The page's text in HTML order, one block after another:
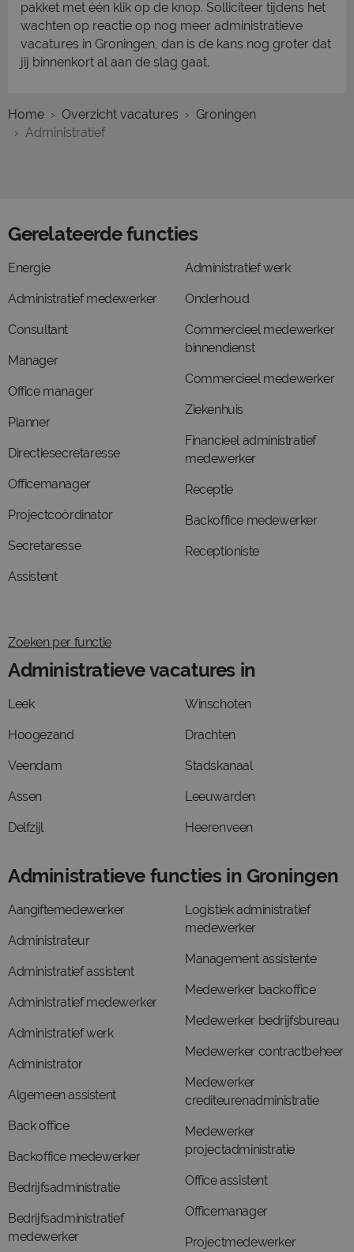
pakket met één klik op de knop. Solliciteer tijdens het
wachten op reactie op nog meer administratieve
vacatures in Groningen, dan is de kans nog groter dat
jij binnenkort al aan de slag gaat.
Home Overzicht vacatures
Groningen
Administratief
Gerelateerde functies
Energie
Administratief medewerker
Consultant
Manager
Office manager
Planner
Directiesecretaresse
Officemanager
Projectcoördinator
Secretaresse
Assistent
Administratief werk
Onderhoud
Commercieel medewerker
binnendienst
Commercieel medewerker
Ziekenhuis
Financieel administratief
medewerker
Receptie
Backoffice medewerker
Receptioniste
Zoeken per functie
Administratieve vacatures in
Leek
Hoogezand
Veendam
Assen
Delfzijl
Winschoten
Drachten
Stadskanaal
Leeuwarden
Heerenveen
Administratieve functies in Groningen
Aangiftemedewerker
Administrateur
Administratief assistent
Administratief medewerker
Administratief werk
Administrator
Algemeen assistent
Back office
Backoffice medewerker
Bedrijfsadministratie
Bedrijfsadministratief
medewerker
Logistiek administratief
medewerker
Management assistente
Medewerker backoffice
Medewerker bedrijfsbureau
Medewerker contractbeheer
Medewerker
crediteurenadministratie
Medewerker
projectadministratie
Office assistent
Officemanager
Projectmedewerker